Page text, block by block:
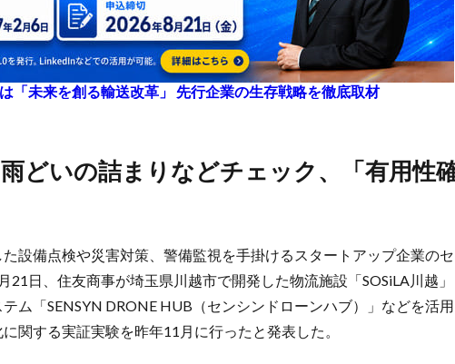
「未来を創る輸送改革」 先行企業の生存戦略を徹底取材
設備点検や災害対策、警備監視を手掛けるスタートアップ企業のセ
21日、住友商事が埼玉県川越市で開発した物流施設「SOSiLA川越」
ム「SENSYN DRONE HUB（センシンドローンハブ）」などを活用
関する実証実験を昨年11月に行ったと発表した。